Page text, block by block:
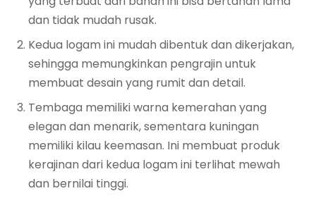
dan tidak mudah rusak.
Kedua logam ini mudah dibentuk dan dikerjakan,
sehingga memungkinkan pengrajin untuk
membuat desain yang rumit dan detail.
Tembaga memiliki warna kemerahan yang
elegan dan menarik, sementara kuningan
memiliki kilau keemasan. Ini membuat produk
kerajinan dari kedua logam ini terlihat mewah
dan bernilai tinggi.